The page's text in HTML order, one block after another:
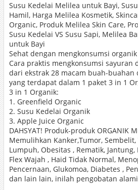
Susu Kedelai Melilea untuk Bayi,
Hamil, Harga Melilea Kosmetik,
Organic, Produk Melilea Skin Care,
Susu Kedelai VS Susu Sapi, Melilea
untuk Bayi
Sehat dengan mengkonsumsi organik
Cara praktis mengkonsumsi sayuran
dari ekstrak 28 macam buah-buahan
yang terdapat dalam 1 paket 3 in 1
3 in 1 Organik:
1. Greenfield Organic
2. Susu Kedelai Organik
3. Apple Juice Organic
DAHSYAT! Produk-produk ORGANIK
Memulihkan Kanker,Tumor, Sembelit,
Lumpuh, Obesitas , Rematik,
Flex Wajah , Haid Tidak Normal,
Pencernaan, Glukomoa, Diabetes ,
dan lain lain, inilah pengobatan alami